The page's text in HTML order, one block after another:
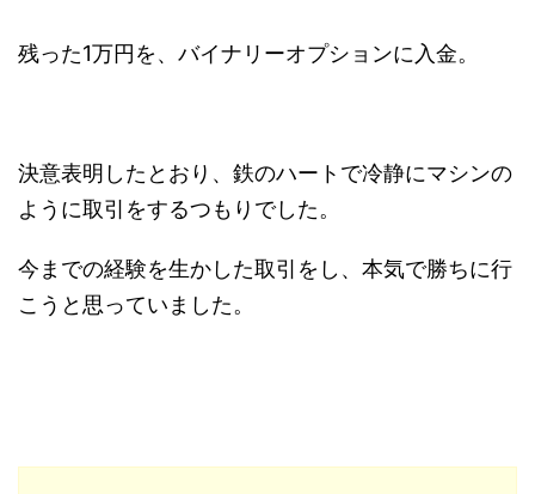
残った1万円を、バイナリーオプションに入金。
決意表明したとおり、鉄のハートで冷静にマシンの
ように取引をするつもりでした。
今までの経験を生かした取引をし、本気で勝ちに行
こうと思っていました。